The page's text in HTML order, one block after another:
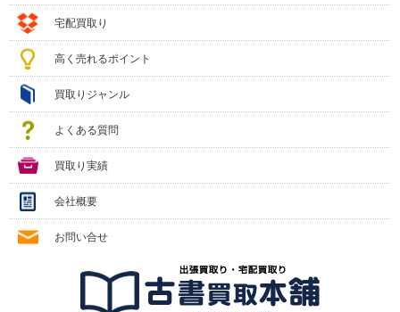
宅配買取り
高く売れるポイント
買取りジャンル
よくある質問
買取り実績
会社概要
お問い合せ